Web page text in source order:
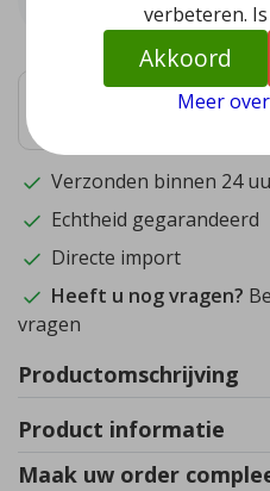
Verzonden binnen 24
Echtheid gegarandeerd
Directe import
Heeft u nog vragen?
vragen
Productomschrijving
Product informatie
Maak uw order
verbeteren.
Akkoord
Meer